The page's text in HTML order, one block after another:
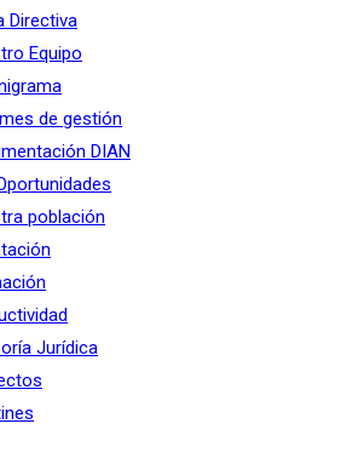
Directiva
Equipo
de gestión
DIAN
población
Jurídica